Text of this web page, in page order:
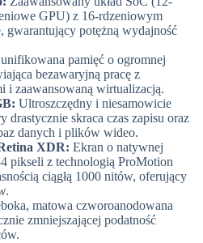
GPU) z 16-rdzeniowym
gwarantujący potężną wydajność
pamięć o ogromnej
bezawaryjną pracę z
i zaawansowaną wirtualizacją.
Ultroszczędny i niesamowicie
drastycznie skraca czas zapisu oraz
danych i plików wideo.
XDR: Ekran o natywnej
pikseli z technologią ProMotion
ciągłą 1000 nitów, oferujący
matowa czworoanodowana
zmniejszającej podatność